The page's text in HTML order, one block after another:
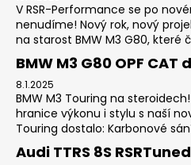
V RSR-Performance se po
nenudíme! Nový rok, nový
na starost BMW M3 G80, které
BMW M3 G80 OPF CAT
8.1.2025
BMW M3 Touring na
hranice výkonu i stylu s naší
Touring dostalo: Karbonové
Audi TTRS 8S